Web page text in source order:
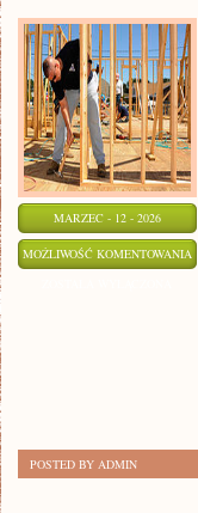
MARZEC - 12 - 2026
MOŻLIWOŚĆ KOMENTOWANIA
POSTED BY ADMIN